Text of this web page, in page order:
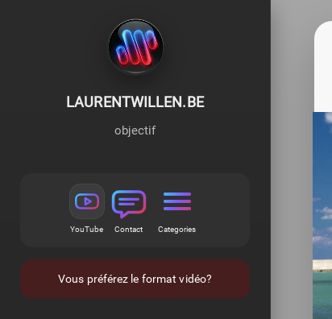
LAURENTWILLEN.BE
objectif
YouTube Contact Categories
Vous préférez le format vidéo?